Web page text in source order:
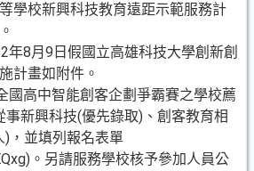
學校新興科技教育遠距示範服務計
年8月9日假國立高雄科技大學創新創
計畫如附件。
國高中智能創客企劃爭霸賽之學校薦
新興科技(優先錄取)、創客教育相
)，並填列報名表單
。另請服務學校核予參加人員公